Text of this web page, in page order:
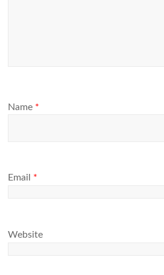
Name *
Email *
Website